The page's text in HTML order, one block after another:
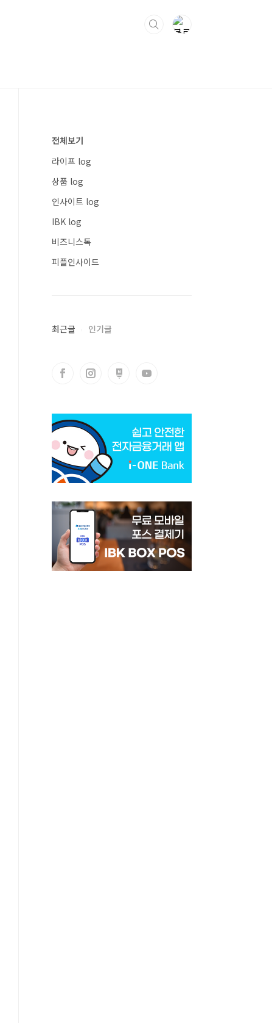
전체보기
라이프 log
상품 log
인사이트 log
IBK log
비즈니스톡
피플인사이드
최근글 인기글